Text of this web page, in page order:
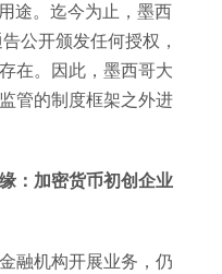
途。迄今为止，墨西
公开颁发任何授权，
在。因此，墨西哥大
管的制度框架之外进
：加密货币初创企业
融机构开展业务，仍